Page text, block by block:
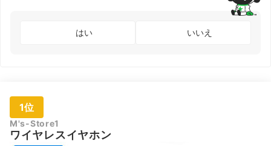
はい いいえ
1位
M's-Store1
ワイヤレスイヤホン